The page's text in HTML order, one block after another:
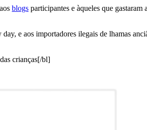
blogs participantes e àqueles que gastaram
e aos importadores ilegais de lhamas
crianças[/bl]